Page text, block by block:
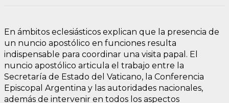
En ámbitos eclesiásticos explican que la presencia de
un nuncio apostólico en funciones resulta
indispensable para coordinar una visita papal. El
nuncio apostólico articula el trabajo entre la
Secretaría de Estado del Vaticano, la Conferencia
Episcopal Argentina y las autoridades nacionales,
además de intervenir en todos los aspectos